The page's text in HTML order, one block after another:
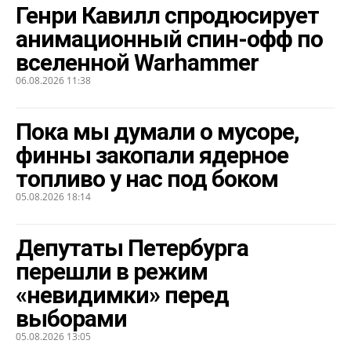
Генри Кавилл спродюсирует
анимационный спин-офф по
вселенной Warhammer
06.08.2026 11:38
Пока мы думали о мусоре,
финны закопали ядерное
топливо у нас под боком
05.08.2026 18:14
Депутаты Петербурга
перешли в режим
«невидимки» перед
выборами
05.08.2026 13:05